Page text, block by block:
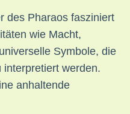
des Pharaos fasziniert
wie Macht,
Symbole, die
werden.
anhaltende